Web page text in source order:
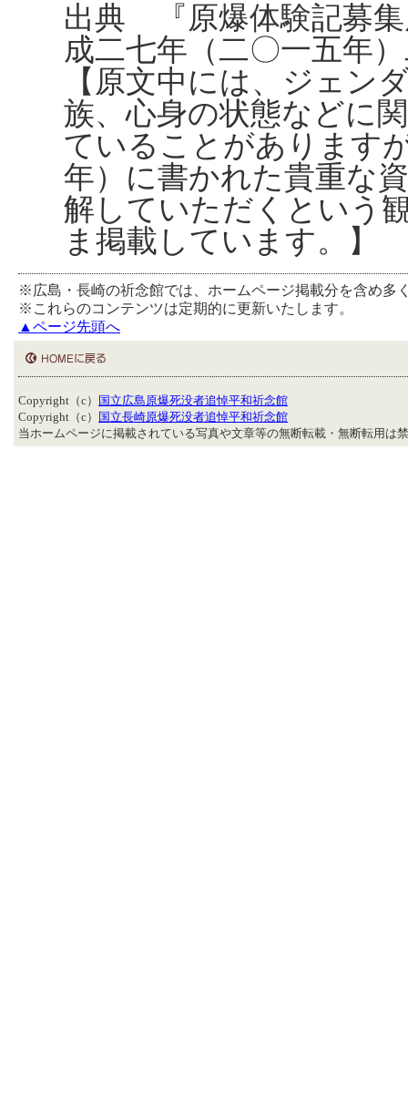
出典 『原爆体験記募
成二七年（二〇一五年
【原文中には、ジェン
族、心身の状態などに
ていることがあります
年）に書かれた貴重な
解していただくという
ま掲載しています。】
※広島・長崎の祈念館では、ホームページ掲載分を含め多
※これらのコンテンツは定期的に更新いたします。
▲ページ先頭へ
Copyright（c）
国立広島原爆死没者追悼平和祈念館
Copyright（c）
国立長崎原爆死没者追悼平和祈念館
当ホームページに掲載されている写真や文章等の無断転載・無断転用は